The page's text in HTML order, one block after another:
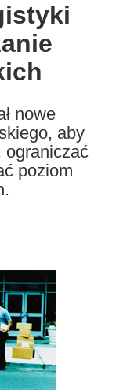
nowe
aby
ograniczać
poziom